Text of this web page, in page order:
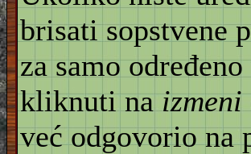
brisati sopstvene
za samo
kliknuti naizmeni
već odgovorio na